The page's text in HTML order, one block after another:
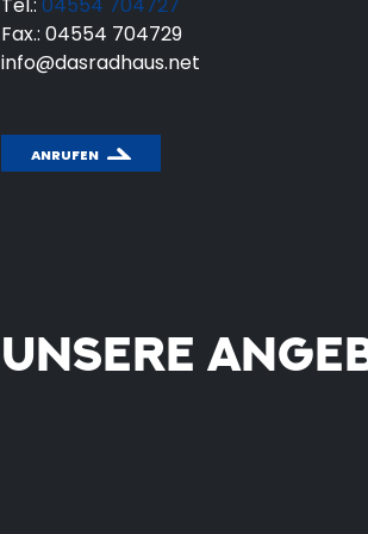
Tel.: 04554 704727
Fax.: 04554 704729
info@dasradhaus.net
ANRUFEN
UNSERE